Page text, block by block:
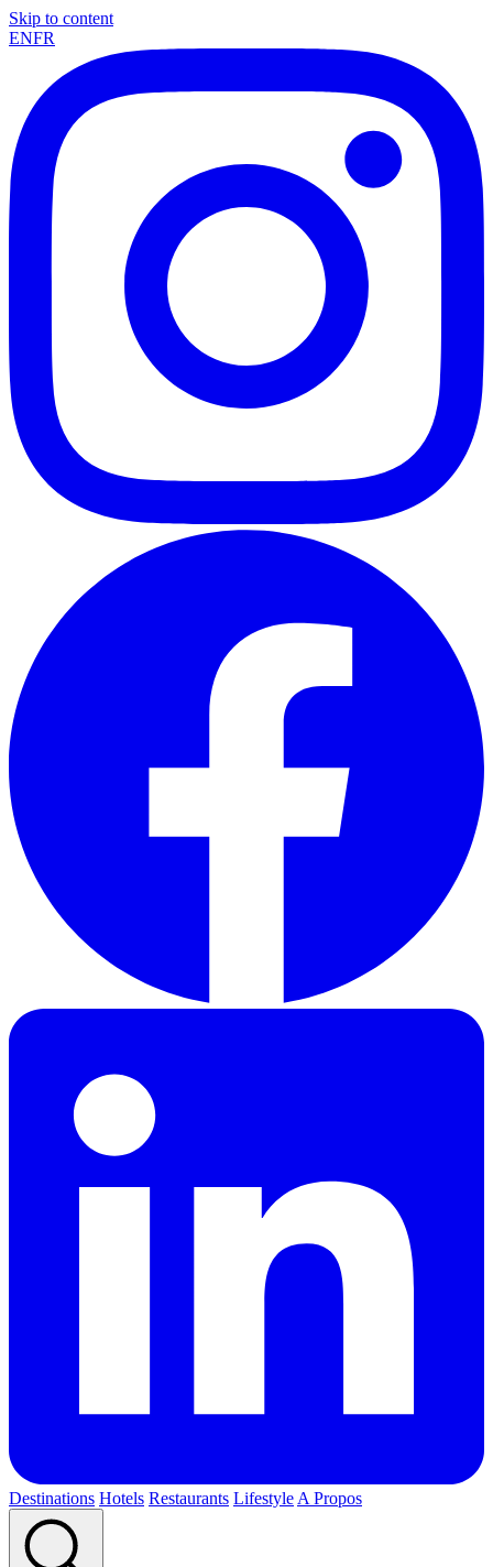
Skip to content
ENFR
Destinations Hotels Restaurants Lifestyle A Propos